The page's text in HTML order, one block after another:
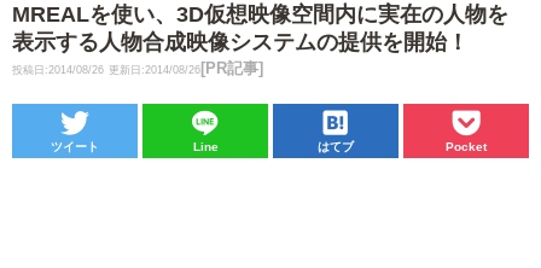
MREALを使い、3D仮想映像空間内に実在の人物を
表示する人物合成映像システムの提供を開始！
投稿日:2014/08/26 更新日:2014/08/26 [PR記事]
ツイート Line はてブ Pocket